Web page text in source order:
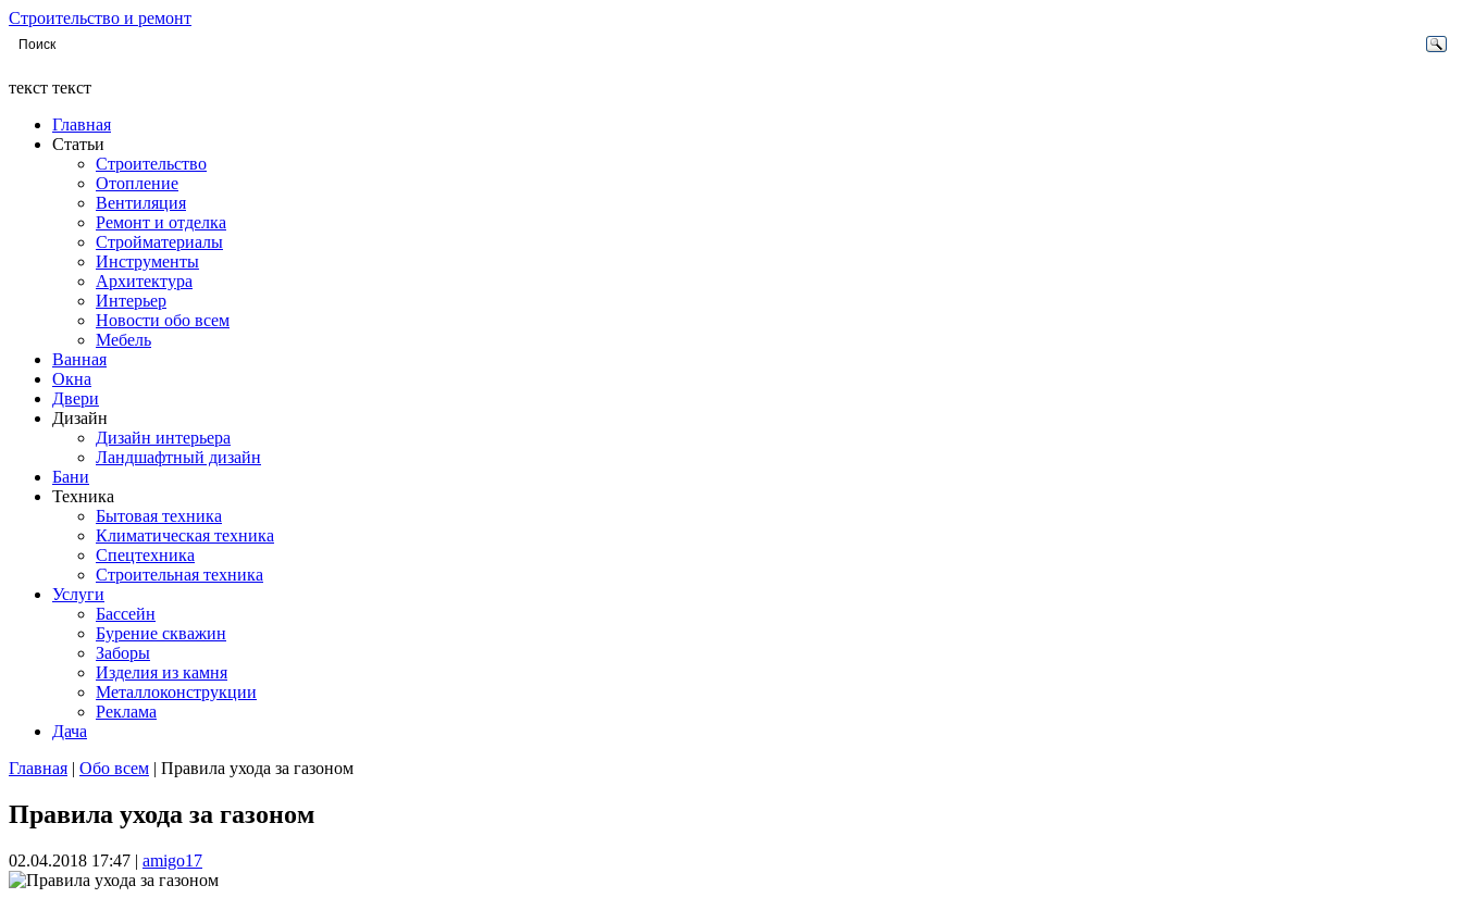
Строительство и ремонт
текст текст
Главная
Статьи
Строительство
Отопление
Вентиляция
Ремонт и отделка
Стройматериалы
Инструменты
Архитектура
Интерьер
Новости обо всем
Мебель
Ванная
Окна
Двери
Дизайн
Дизайн интерьера
Ландшафтный дизайн
Бани
Техника
Бытовая техника
Климатическая техника
Спецтехника
Строительная техника
Услуги
Бассейн
Бурение скважин
Заборы
Изделия из камня
Металлоконструкции
Реклама
Дача
Главная | Обо всем | Правила ухода за газоном
Правила ухода за газоном
02.04.2018 17:47 | amigo17